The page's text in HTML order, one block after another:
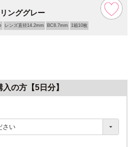
ンググレー
レンズ直径14.2mm BC8.7mm 1箱10枚
入の方【5日分】